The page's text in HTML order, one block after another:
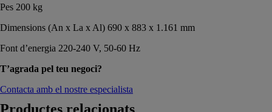
Pes 200 kg
Dimensions (An x La x Al) 690 x 883 x 1.161 mm
Font d’energia 220-240 V, 50-60 Hz
T’agrada pel teu negoci?
Contacta amb el nostre especialista